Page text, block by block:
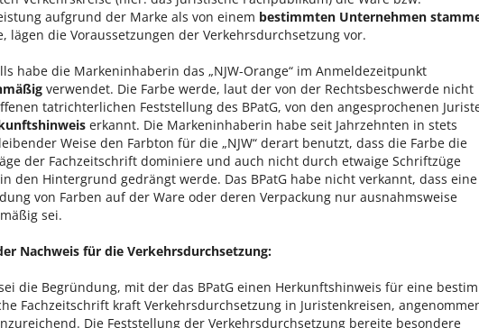
aufgrund der Marke als von einem bestimmten Unternehmen
lägen die Voraussetzungen der Verkehrsdurchsetzung vor.
habe die Markeninhaberin das „NJW-Orange“ im Anmeldezeitpunkt
verwendet. Die Farbe werde, laut der von der Rechtsbeschwerde nicht
tatrichterlichen Feststellung des BPatG, von den angesprochenen
erkannt. Die Markeninhaberin habe seit Jahrzehnten in stets
Weise den Farbton für die „NJW“ derart benutzt, dass die Farbe die
der Fachzeitschrift dominiere und auch nicht durch etwaige Schriftzüge
in den Hintergrund gedrängt werde. Das BPatG habe nicht verkannt, dass eine
von Farben auf der Ware oder deren Verpackung nur ausnahmsweise
sei.
Nachweis für die Verkehrsdurchsetzung:
die Begründung, mit der das BPatG einen Herkunftshinweis für eine
Fachzeitschrift kraft Verkehrsdurchsetzung in Juristenkreisen,
Die Feststellung der Verkehrsdurchsetzung bereite besondere